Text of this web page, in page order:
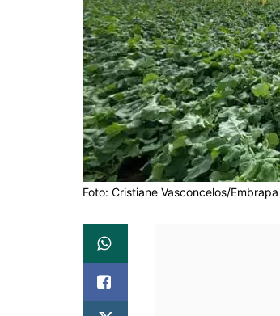
Foto: Cristiane Vasconcelos/Embrapa